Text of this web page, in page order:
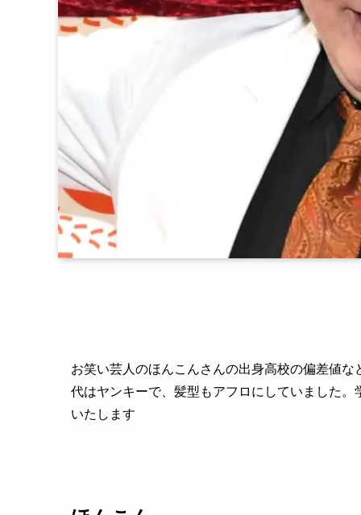
お笑い芸人のほんこんさんの出身高校の偏差値
代はヤンキーで、髪型もアフロにしていました
いたします